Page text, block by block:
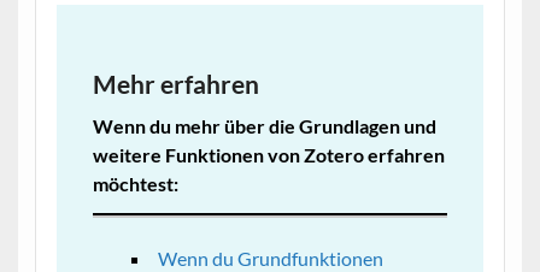
Mehr erfahren
Wenn du mehr über die Grundlagen und
weitere Funktionen von Zotero erfahren
möchtest:
Wenn du Grundfunktionen